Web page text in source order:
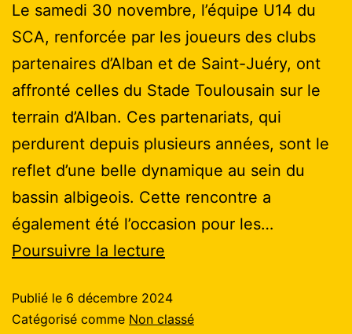
Le samedi 30 novembre, l’équipe U14 du
SCA, renforcée par les joueurs des clubs
partenaires d’Alban et de Saint-Juéry, ont
affronté celles du Stade Toulousain sur le
terrain d’Alban. Ces partenariats, qui
perdurent depuis plusieurs années, sont le
reflet d’une belle dynamique au sein du
bassin albigeois. Cette rencontre a
également été l’occasion pour les…
Poursuivre la lecture
Publié le 6 décembre 2024
Catégorisé comme Non classé